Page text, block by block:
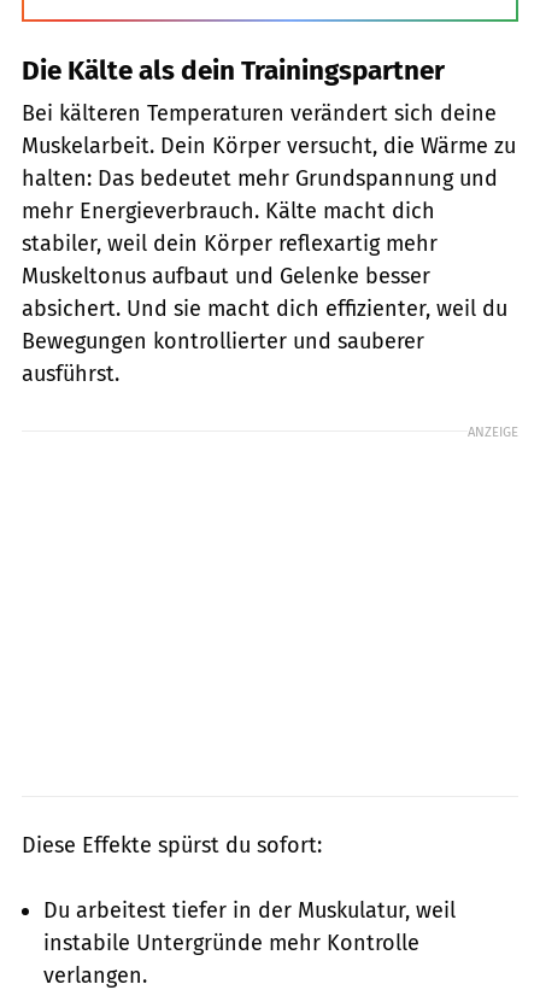
Die Kälte als dein Trainingspartner
Bei kälteren Temperaturen verändert sich deine
Muskelarbeit. Dein Körper versucht, die Wärme zu
halten: Das bedeutet mehr Grundspannung und
mehr Energieverbrauch. Kälte macht dich
stabiler, weil dein Körper reflexartig mehr
Muskeltonus aufbaut und Gelenke besser
absichert. Und sie macht dich effizienter, weil du
Bewegungen kontrollierter und sauberer
ausführst.
ANZEIGE
Diese Effekte spürst du sofort:
Du arbeitest tiefer in der Muskulatur, weil
instabile Untergründe mehr Kontrolle
verlangen.